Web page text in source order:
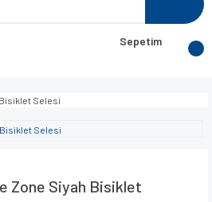
Sepetim
Zone Siyah Bisiklet